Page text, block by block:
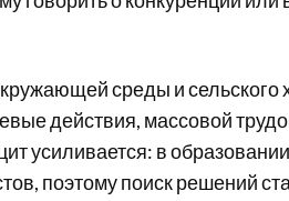
среды и сельского
действия, массовой
усиливается: в
поэтому поиск решений